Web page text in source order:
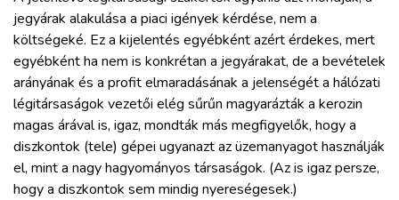
REGISZTRÁCIÓ
jegyárak alakulása a piaci igények kérdése, nem a
költségeké. Ez a kijelentés egyébként azért érdekes, mert
egyébként ha nem is konkrétan a jegyárakat, de a bevételek
arányának és a profit elmaradásának a jelenségét a hálózati
légitársaságok vezetői elég sűrűn magyarázták a kerozin
magas árával is, igaz, mondták más megfigyelők, hogy a
diszkontok (tele) gépei ugyanazt az üzemanyagot használják
el, mint a nagy hagyományos társaságok. (Az is igaz persze,
hogy a diszkontok sem mindig nyereségesek.)